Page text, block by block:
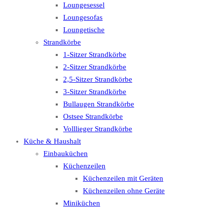
Loungesessel
Loungesofas
Loungetische
Strandkörbe
1-Sitzer Strandkörbe
2-Sitzer Strandkörbe
2,5-Sitzer Strandkörbe
3-Sitzer Strandkörbe
Bullaugen Strandkörbe
Ostsee Strandkörbe
Volllieger Strandkörbe
Küche & Haushalt
Einbauküchen
Küchenzeilen
Küchenzeilen mit Geräten
Küchenzeilen ohne Geräte
Miniküchen